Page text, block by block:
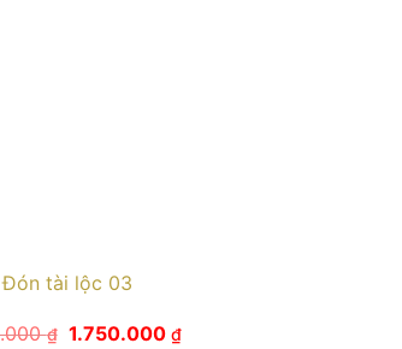
Đón tài lộc 03
₫ Giá
1.750.000₫Giá